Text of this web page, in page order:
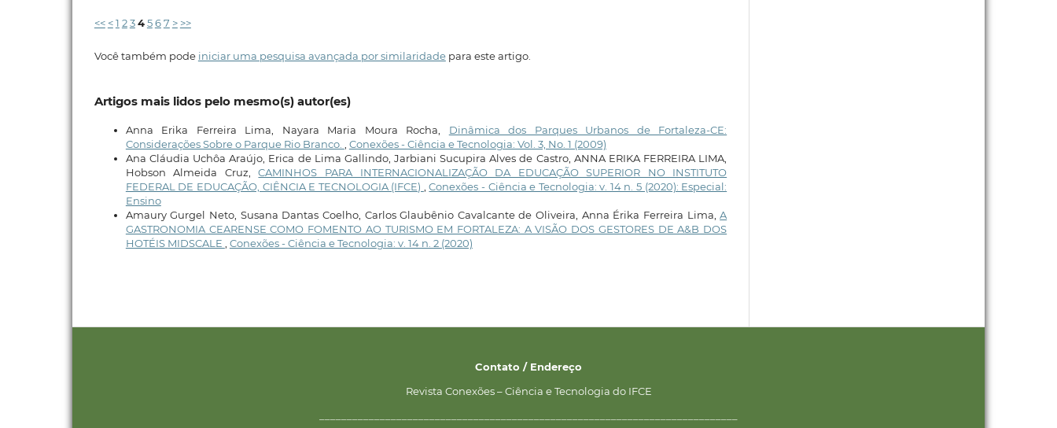
<< <1 234567 > >>
Você também pode iniciar uma pesquisa avançada por similaridadepara este artigo.
Artigos mais lidos pelo mesmo(s) autor(es)
Anna Erika Ferreira Lima, Nayara Maria Moura Rocha, Dinâmica dos Parques Urbanos de Fortaleza-CE:
Considerações Sobre o Parque Rio Branco. , Conexões - Ciência e Tecnologia: Vol. 3, No. 1 (2009)
Ana Cláudia Uchôa Araújo, Erica de Lima Gallindo, Jarbiani Sucupira Alves de Castro, ANNA ERIKA FERREIRA LIMA,
Hobson Almeida Cruz,CAMINHOS PARA INTERNACIONALIZAÇÃO DA EDUCAÇÃO SUPERIOR NO INSTITUTO
FEDERAL DE EDUCAÇÃO, CIÊNCIA E TECNOLOGIA (IFCE) ,Conexões - Ciência e Tecnologia: v. 14 n. 5 (2020): Especial:
Ensino
Amaury Gurgel Neto, Susana Dantas Coelho, Carlos Glaubênio Cavalcante de Oliveira, Anna Érika Ferreira Lima,A
GASTRONOMIA CEARENSE COMO FOMENTO AO TURISMO EM FORTALEZA: A VISÃO DOS GESTORES DE A&B DOS
HOTÉIS MIDSCALE , Conexões - Ciência e Tecnologia: v. 14 n. 2 (2020)
Contato / Endereço
Revista Conexões – Ciência e Tecnologia do IFCE